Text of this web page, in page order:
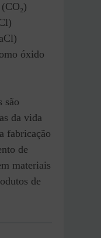
(CO₂)
óxido
são
da vida
fabricação
de
materiais
de